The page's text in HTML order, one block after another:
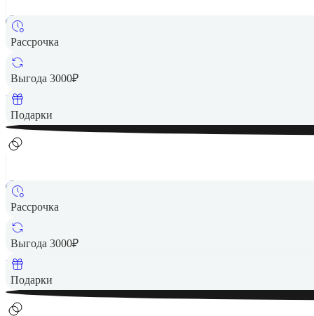
Рассрочка
Выгода 3000₽
Подарки
6 490 ₽
Вернем до
Рассрочка
Выгода 3000₽
Подарки
6 490 ₽
Вернем до